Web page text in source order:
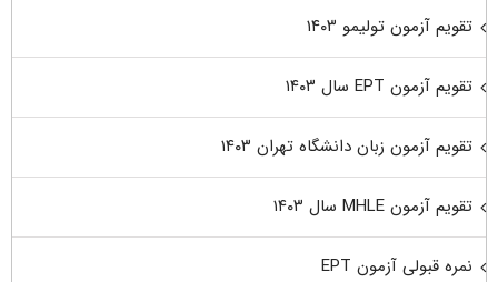
تقویم آزمون تولیمو ۱۴۰۳
تقویم آزمون EPT سال ۱۴۰۳
تقویم آزمون زبان دانشگاه تهران ۱۴۰۳
تقویم آزمون MHLE سال ۱۴۰۳
نمره قبولی آزمون EPT